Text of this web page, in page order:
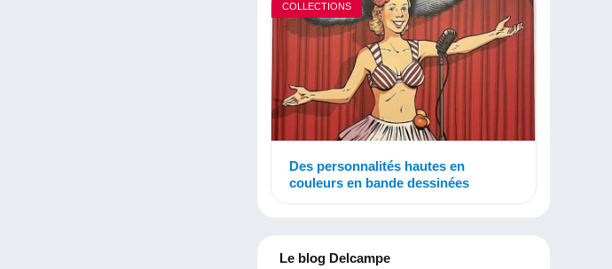
COLLECTIONS
Des personnalités hautes en
couleurs en bande dessinées
Le blog Delcampe